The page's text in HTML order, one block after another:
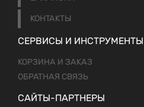
КОНТАКТЫ
СЕРВИСЫ И ИНСТРУМЕНТЫ
КОРЗИНА И ЗАКАЗ
ОБРАТНАЯ СВЯЗЬ
САЙТЫ-ПАРТНЕРЫ